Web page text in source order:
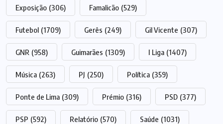
Exposição (306) Famalicão (529)
Futebol (1709) Gerês (249) Gil Vicente (307)
GNR (958) Guimarães (1309) I Liga (1407)
Música (263) PJ (250) Política (359)
Ponte de Lima (309) Prémio (316) PSD (377)
PSP (592) Relatório (570) Saúde (1031)